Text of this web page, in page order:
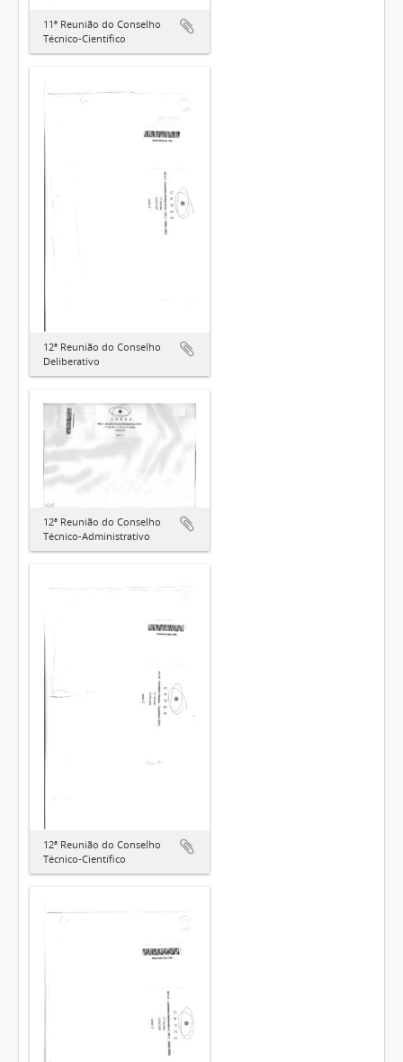
11ª Reunião do Conselho
Técnico-Científico
12ª Reunião do Conselho
Deliberativo
12ª Reunião do Conselho
Técnico-Administrativo
12ª Reunião do Conselho
Técnico-Científico